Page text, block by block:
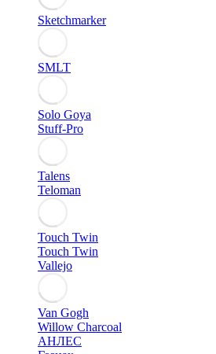
Sketchmarker
SMLT
Solo Goya
Stuff-Pro
Talens
Teloman
Touch Twin
Touch Twin
Vallejo
Van Gogh
Willow Charcoal
АНЛЕС